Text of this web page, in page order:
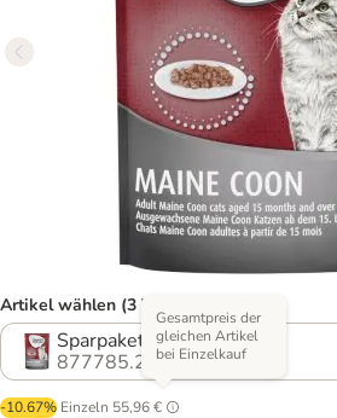
Artikel wählen (3 Varianten)
Sparpaket: 48 x 85 g
877785.2
-10.67% Einzeln 55,96 €
Gesamtpreis der
gleichen Artikel
bei Einzelkauf